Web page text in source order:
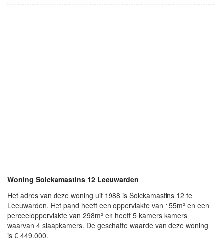
Woning Solckamastins 12 Leeuwarden
Het adres van deze woning uit 1988 is Solckamastins 12 te
Leeuwarden. Het pand heeft een oppervlakte van 155m² en een
perceeloppervlakte van 298m² en heeft 5 kamers kamers
waarvan 4 slaapkamers. De geschatte waarde van deze woning
is € 449.000.